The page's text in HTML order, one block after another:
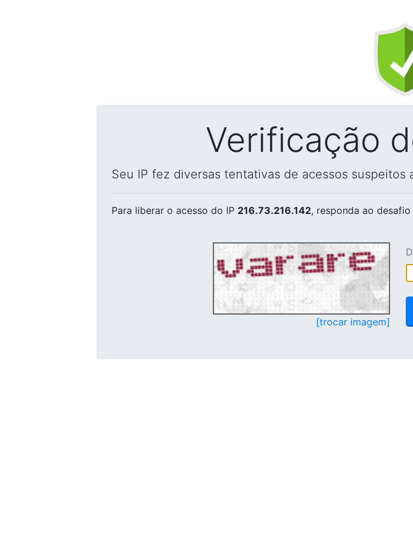
Verificação
Seu IP fez diversas tentativas de acessos suspeitos
Para liberar o acesso do IP 216.73.216.142, responda ao desafio
[trocar imagem]